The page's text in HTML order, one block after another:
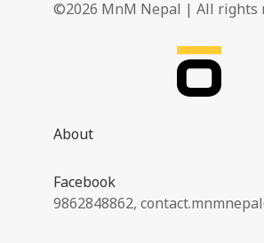
©2026 MnM Nepal | All rights
About
Facebook
9862848862,